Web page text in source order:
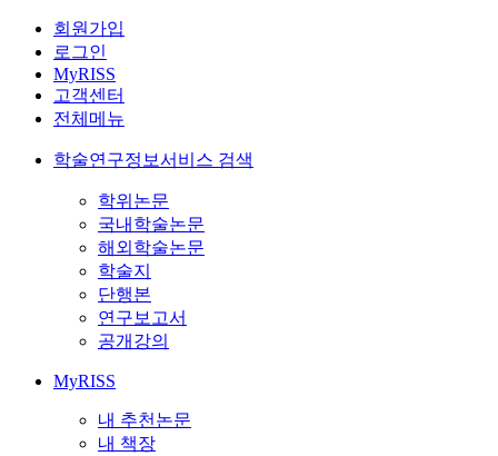
회원가입
로그인
MyRISS
고객센터
전체메뉴
학술연구정보서비스 검색
학위논문
국내학술논문
해외학술논문
학술지
단행본
연구보고서
공개강의
MyRISS
내 추천논문
내 책장